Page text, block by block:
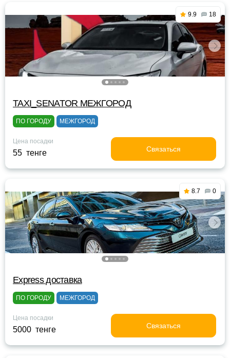
9.9 18
TAXI_SENATOR МЕЖГОРОД
ПО ГОРОДУ МЕЖГОРОД
Цена посадки
55 тенге Связаться
8.7 0
Express доставка
ПО ГОРОДУ МЕЖГОРОД
Цена посадки
5000 тенге Связаться